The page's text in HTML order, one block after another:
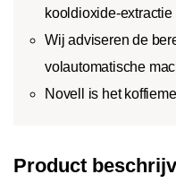
kooldioxide-extractie
Wij adviseren de
volautomatische
Novell is het
Product